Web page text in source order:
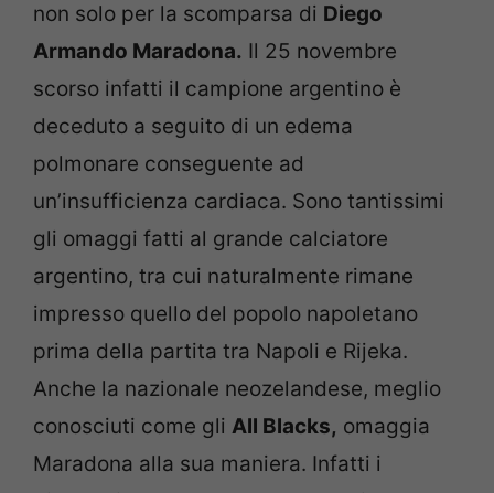
non solo per la scomparsa di Diego
Armando Maradona. Il 25 novembre
scorso infatti il campione argentino è
deceduto a seguito di un edema
polmonare conseguente ad
un’insufficienza cardiaca. Sono tantissimi
gli omaggi fatti al grande calciatore
argentino, tra cui naturalmente rimane
impresso quello del popolo napoletano
prima della partita tra Napoli e Rijeka.
Anche la nazionale neozelandese, meglio
conosciuti come gli All Blacks, omaggia
Maradona alla sua maniera. Infatti i